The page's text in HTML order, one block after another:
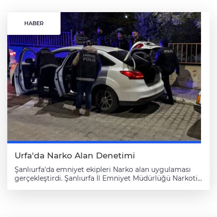
HABER
Urfa'da Narko Alan Denetimi
Şanlıurfa'da emniyet ekipleri Narko alan uygulaması
gerçekleştirdi. Şanlıurfa İl Emniyet Müdürlüğü Narkotik